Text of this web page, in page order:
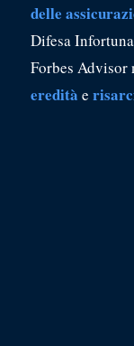
delle
Difesa
Forbes
eredità e